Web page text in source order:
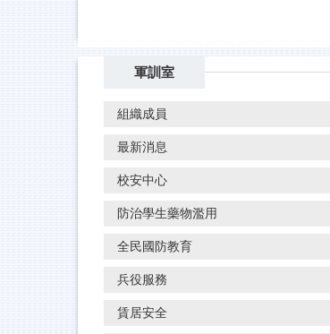
軍訓室
組織成員
最新消息
校安中心
防治學生藥物濫用
全民國防教育
兵役服務
賃居安全